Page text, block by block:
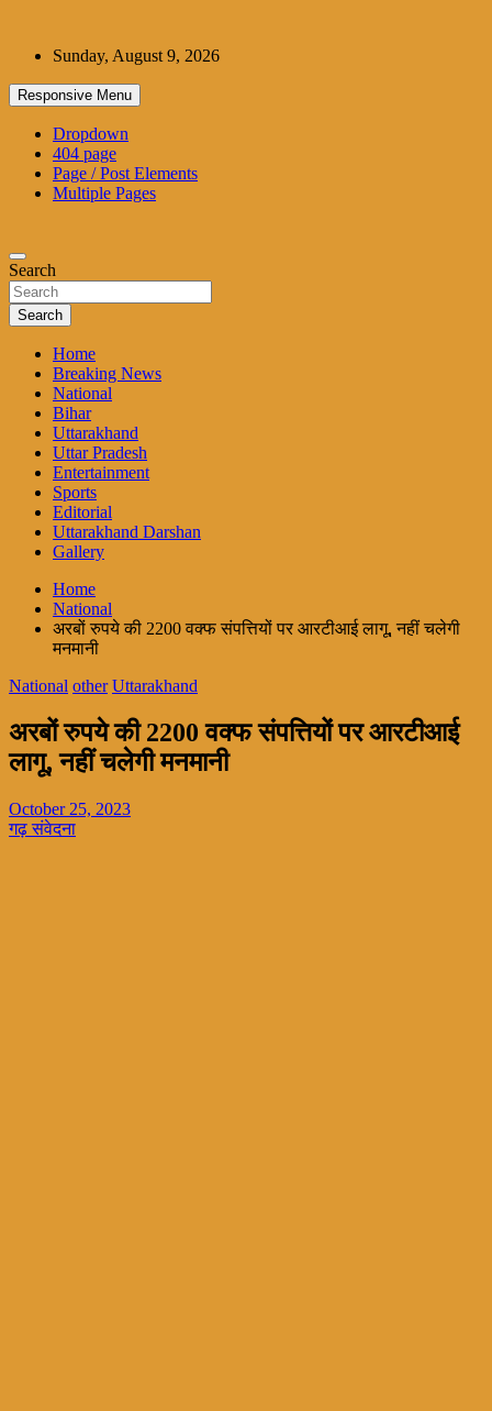
contentSunday, August 9, 2026
Responsive Menu
Dropdown
404 page
Page / Post Elements
Multiple Pages
Search
Search
Home
Breaking News
National
Bihar
Uttarakhand
Uttar Pradesh
Entertainment
Sports
Editorial
Uttarakhand Darshan
Gallery
Home
National
अरबों रुपये की 2200 वक्फ संपत्तियों पर आरटीआई लागू, नहीं चलेगी
मनमानी
National other Uttarakhand
अरबों रुपये की 2200 वक्फ संपत्तियों पर आरटीआई
लागू, नहीं चलेगी मनमानी
October 25, 2023
गढ़ संवेदना